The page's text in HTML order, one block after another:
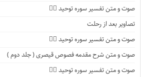
صوت و متن تفسیر سوره توحید ۳️⃣
تصاویر بعد از رحلت
صوت و متن تفسیر سوره توحید ۲️⃣
صوت و متن شرح مقدمه فصوص قیصری ( جلد دوم )
صوت و متن تفسیر سوره توحید ۱️⃣